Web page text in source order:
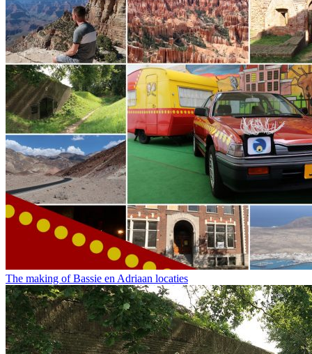
The making of Bassie en Adriaan locaties